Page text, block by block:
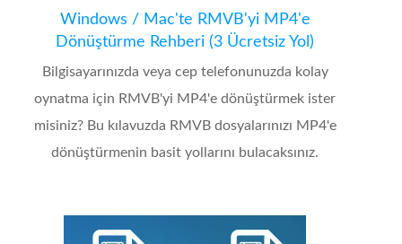
Windows / Mac'te RMVB'yi MP4'e
Dönüştürme Rehberi (3 Ücretsiz Yol)
Bilgisayarınızda veya cep telefonunuzda kolay
oynatma için RMVB'yi MP4'e dönüştürmek ister
misiniz? Bu kılavuzda RMVB dosyalarınızı MP4'e
dönüştürmenin basit yollarını bulacaksınız.